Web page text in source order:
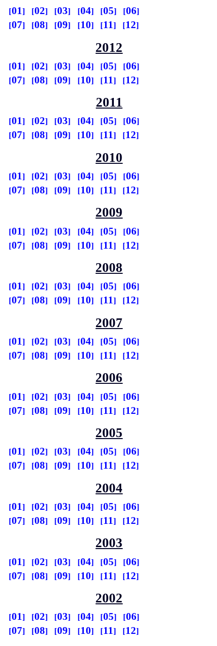
01 02 03 04 05
06
07
08 09 10 11 12
2012
01 02 03 04 05
06
07
08 09 10 11 12
2011
01 02 03 04 05
06
07
08 09 10 11 12
2010
01 02 03 04 05
06
07
08 09 10 11 12
2009
01 02 03 04 05
06
07
08 09 10 11 12
2008
01 02 03 04 05
06
07
08 09 10 11 12
2007
01 02 03 04 05
06
07
08 09 10 11 12
2006
01 02 03 04 05
06
07
08 09 10 11 12
2005
01 02 03 04 05
06
07
08 09 10 11 12
2004
01 02 03 04 05
06
07
08 09 10 11 12
2003
01 02 03 04 05
06
07
08 09 10 11 12
2002
01 02 03 04 05
06
07
08 09 10 11 12